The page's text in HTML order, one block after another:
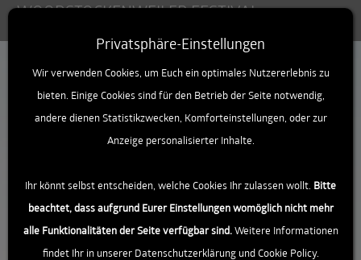
Zum Inhalt springen [AK + 0]
Zum linken senkrechten Seitenmenü springen [AK + 1]
Zum Footer-Menü unten (angedockt an Browserrand)
Zum "Barrierefreiheits-Menü" springen [AK + 3]
WOODSTOCKENWEILER FESTIVAL
Jussel (Österreich)
Privatsphäre-Einstellungen
Wir verwenden Cookies, um Euch ein optimales Nutzererlebnis zu
bieten. Einige Cookies sind für den Betrieb der Seite notwendig,
andere dienen Statistikzwecken, Komforteinstellungen, oder zur
Anzeige personalisierter Inhalte.
Ihr könnt selbst entscheiden, welche Cookies Ihr zulassen wollt. Bitte
beachtet, dass aufgrund Eurer Einstellungen womöglich nicht mehr
alle Funktionalitäten der Seite verfügbar sind.Weitere Informationen
findet Ihr in unserer Datenschutzerklärung und Cookie Policy.